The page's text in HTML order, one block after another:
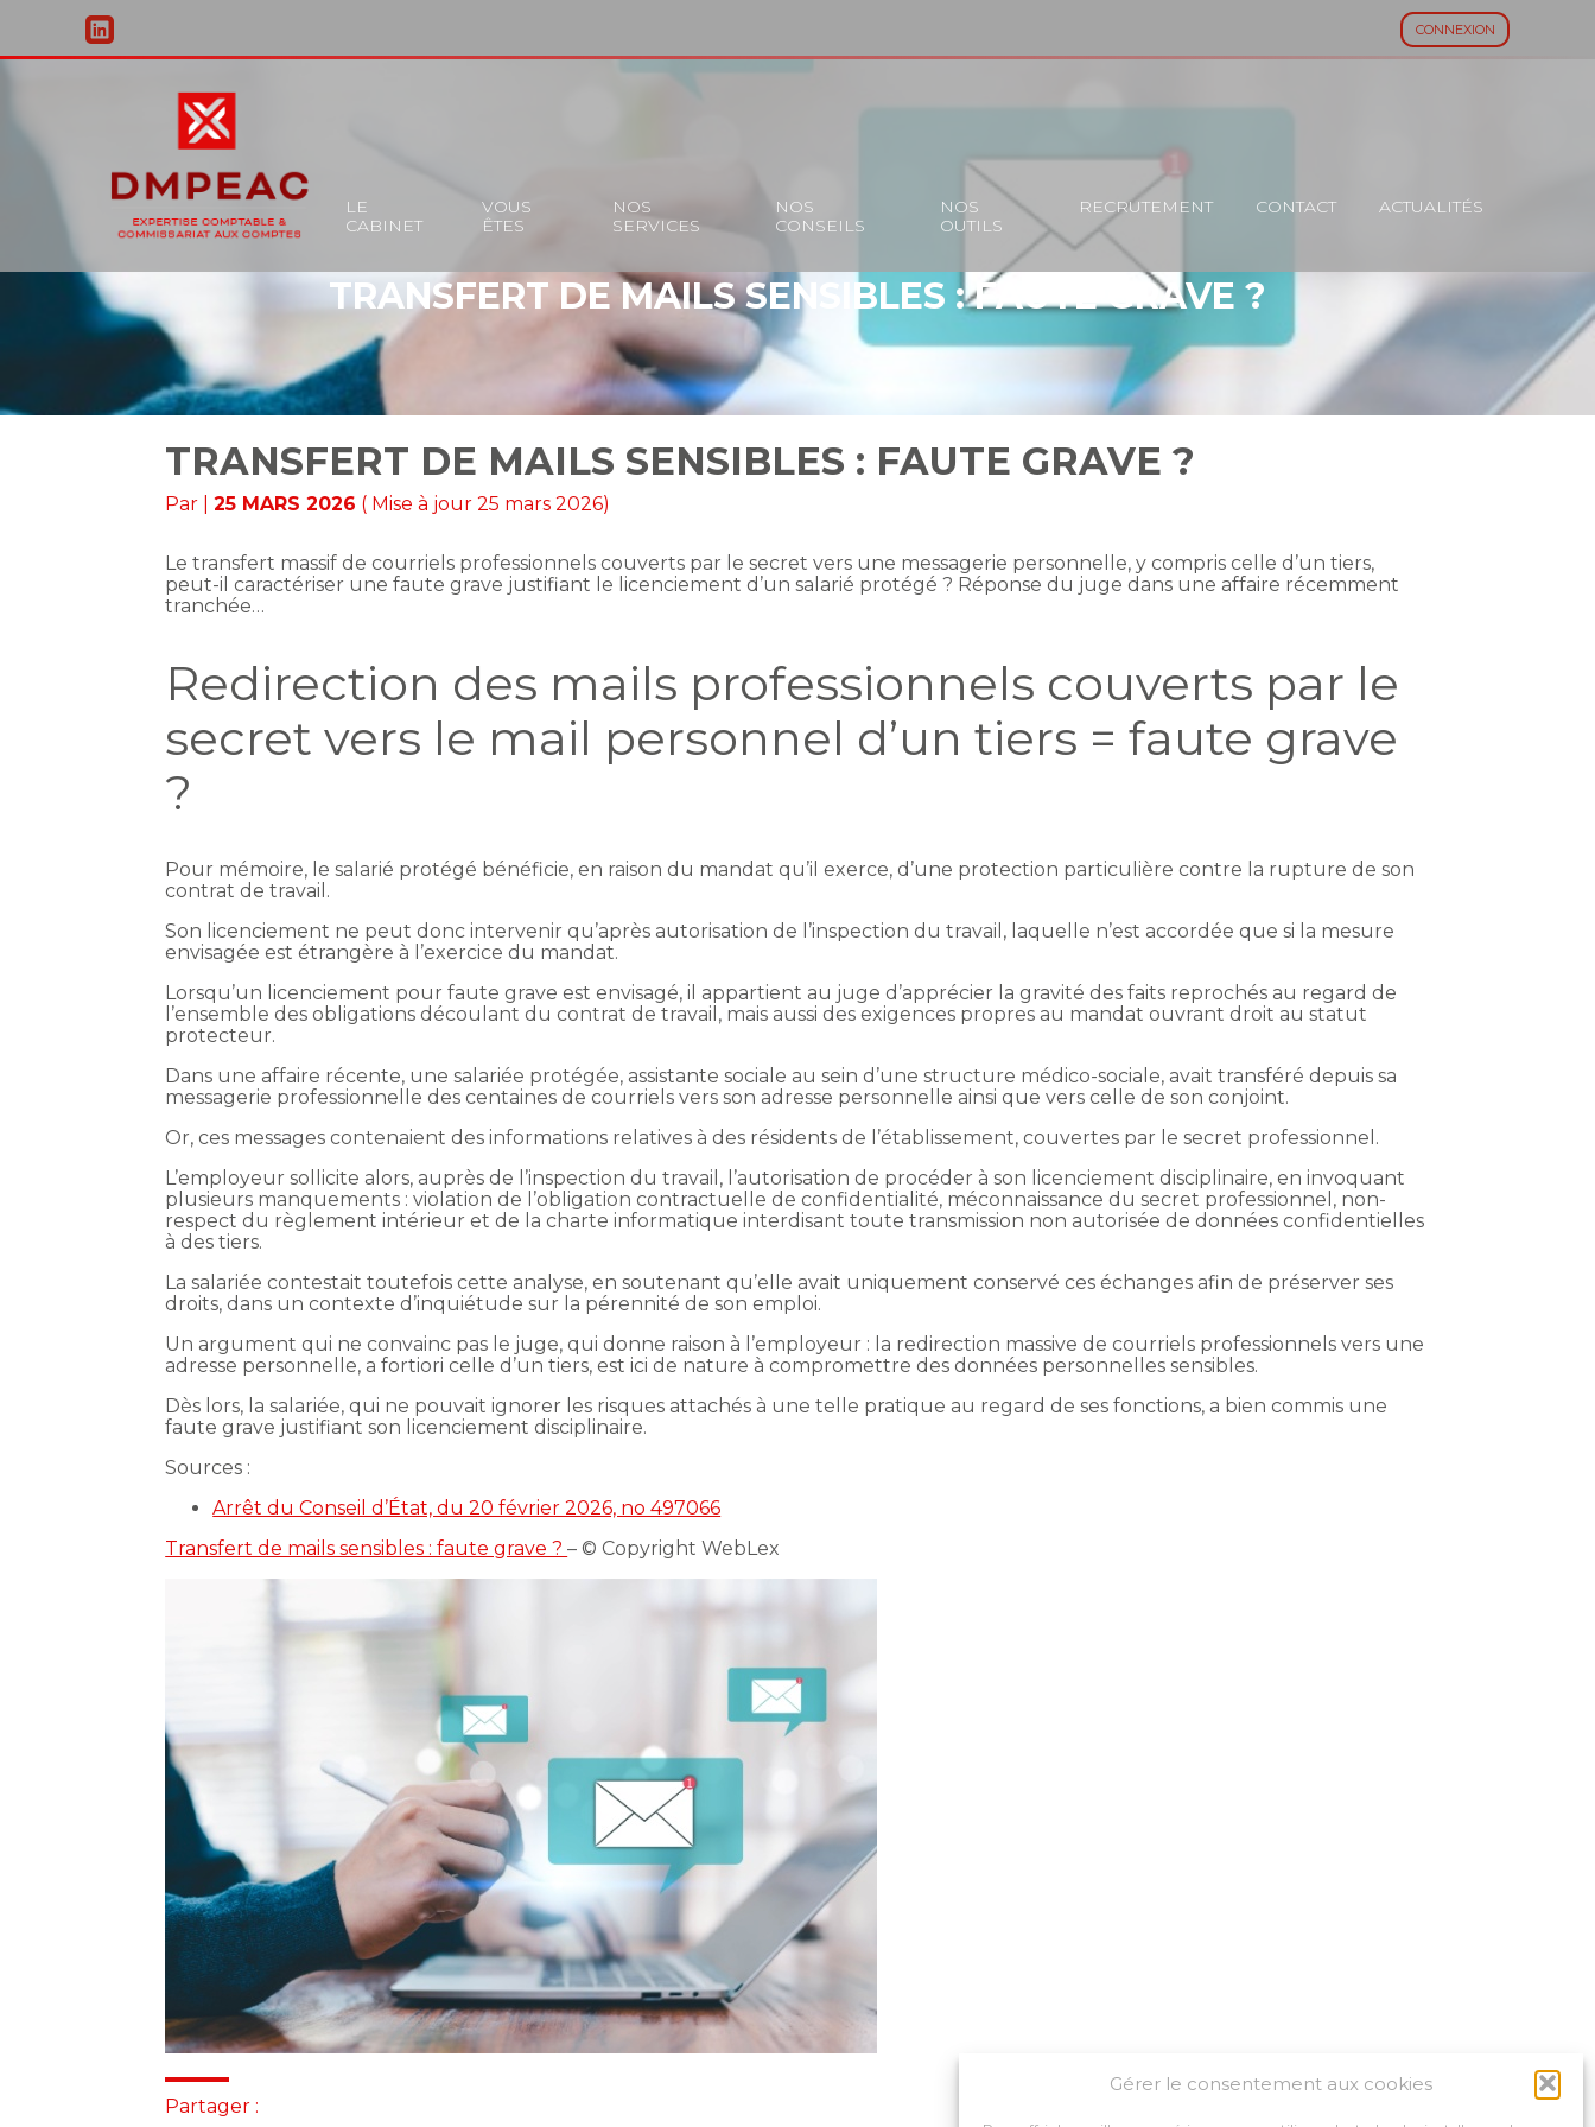
Gérer le consentement aux cookies
CONNEXION
au
contenu
Principal
LE
CABINET
VOUS
ÊTES
NOS
SERVICES
NOS
CONSEILS
NOS
OUTILS
RECRUTEMENT CONTACT ACTUALITÉS
TRANSFERT DE MAILS SENSIBLES : FAUTE GRAVE ?
TRANSFERT DE MAILS SENSIBLES : FAUTE GRAVE ?
Par |25 MARS 2026 ( Mise à jour 25 mars 2026)
Le transfert massif de courriels professionnels couverts par le secret vers une messagerie personnelle, y compris celle d’un tiers,
peut-il caractériser une faute grave justifiant le licenciement d’un salarié protégé ? Réponse du juge dans une affaire récemment
tranchée…
Redirection des mails professionnels couverts par le
secret vers le mail personnel d’un tiers = faute grave
?
Pour mémoire, le salarié protégé bénéficie, en raison du mandat qu’il exerce, d’une protection particulière contre la rupture de son
contrat de travail.
Son licenciement ne peut donc intervenir qu’après autorisation de l’inspection du travail, laquelle n’est accordée que si la mesure
envisagée est étrangère à l’exercice du mandat.
Lorsqu’un licenciement pour faute grave est envisagé, il appartient au juge d’apprécier la gravité des faits reprochés au regard de
l’ensemble des obligations découlant du contrat de travail, mais aussi des exigences propres au mandat ouvrant droit au statut
protecteur.
Dans une affaire récente, une salariée protégée, assistante sociale au sein d’une structure médico-sociale, avait transféré depuis sa
messagerie professionnelle des centaines de courriels vers son adresse personnelle ainsi que vers celle de son conjoint.
Or, ces messages contenaient des informations relatives à des résidents de l’établissement, couvertes par le secret professionnel.
L’employeur sollicite alors, auprès de l’inspection du travail, l’autorisation de procéder à son licenciement disciplinaire, en invoquant
plusieurs manquements : violation de l’obligation contractuelle de confidentialité, méconnaissance du secret professionnel, non-
respect du règlement intérieur et de la charte informatique interdisant toute transmission non autorisée de données confidentielles
à des tiers.
La salariée contestait toutefois cette analyse, en soutenant qu’elle avait uniquement conservé ces échanges afin de préserver ses
droits, dans un contexte d’inquiétude sur la pérennité de son emploi.
Un argument qui ne convainc pas le juge, qui donne raison à l’employeur : la redirection massive de courriels professionnels vers une
adresse personnelle, a fortiori celle d’un tiers, est ici de nature à compromettre des données personnelles sensibles.
Dès lors, la salariée, qui ne pouvait ignorer les risques attachés à une telle pratique au regard de ses fonctions, a bien commis une
faute grave justifiant son licenciement disciplinaire.
Sources :
Arrêt du Conseil d’État, du 20 février 2026, no 497066
Transfert de mails sensibles : faute grave ?– © Copyright WebLex
Partager :